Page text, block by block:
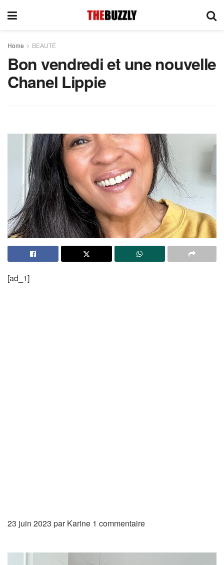
Home BEAUTÉ
Bon vendredi et une nouvelle
Chanel Lippie
[ad_1]
23 juin 2023 parKarine 1 commentaire